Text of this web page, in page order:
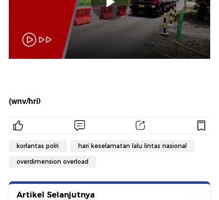
(wnv/hri)
korlantas polri hari keselamatan lalu lintas nasional
overdimension overload
Artikel Selanjutnya